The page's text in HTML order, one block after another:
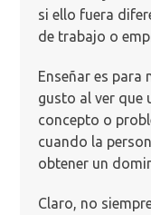
si ello fuera
de trabajo o
Enseñar es para
gusto al ver que
concepto o
cuando la
obtener un
Claro, no